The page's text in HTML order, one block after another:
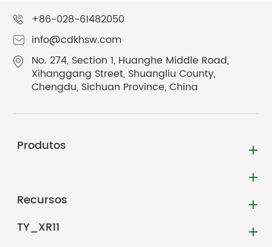
+86-028-61482050
info@cdkhsw.com
No. 274, Section 1, Huanghe Middle Road,
Xihanggang Street, Shuangliu County,
Chengdu, Sichuan Province, China
Produtos
Recursos
TY_XR11